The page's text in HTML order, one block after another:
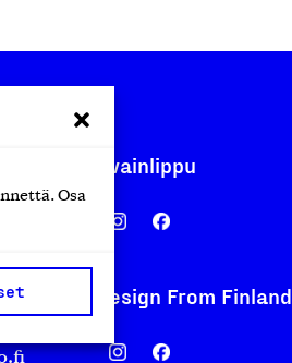
Osa
Avainlippu
Design From Finland